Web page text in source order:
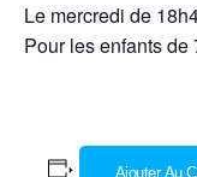
Le mercredi de
Pour les enfants de
Ajouter Au